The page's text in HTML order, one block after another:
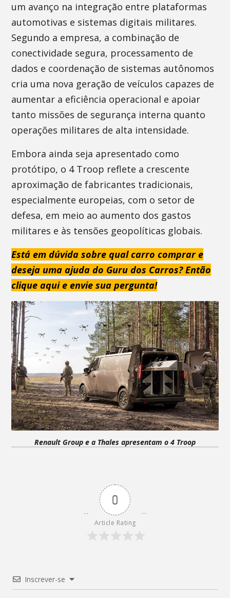
um avanço na integração entre plataformas
automotivas e sistemas digitais militares.
Segundo a empresa, a combinação de
conectividade segura, processamento de
dados e coordenação de sistemas autônomos
cria uma nova geração de veículos capazes de
aumentar a eficiência operacional e apoiar
tanto missões de segurança interna quanto
operações militares de alta intensidade.
Embora ainda seja apresentado como
protótipo, o 4 Troop reflete a crescente
aproximação de fabricantes tradicionais,
especialmente europeias, com o setor de
defesa, em meio ao aumento dos gastos
militares e às tensões geopolíticas globais.
Está em dúvida sobre qual carro comprar e
deseja uma ajuda do Guru dos Carros? Então
clique aqui e envie sua pergunta!
Renault Group e a Thales apresentam o 4 Troop
0
Article Rating
Inscrever-se